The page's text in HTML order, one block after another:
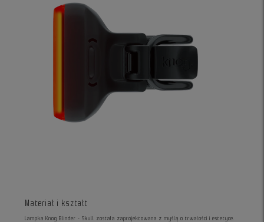
Materiał i kształt
Lampka Knog Blinder - Skull została zaprojektowana z myślą o trwałości i estetyce.